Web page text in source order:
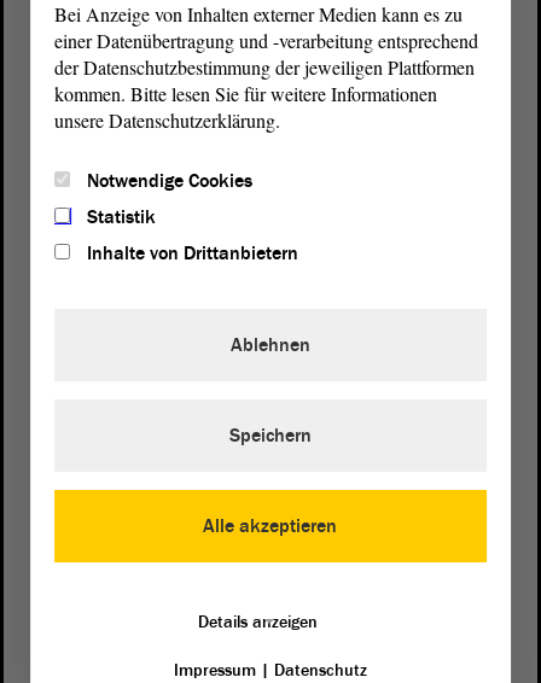
Landtagvon Sachsen-Anhalt
Domplatz 6–9
39104 Magdeburg
0391 / 560 - 0
Presse- und Öffentlichkeitsarbeit
Bei Anzeige von Inhalten externer Medien kann es zu
einer Datenübertragung und -verarbeitung entsprechend
der Datenschutzbestimmung der jeweiligen Plattformen
kommen. Bitte lesen Sie für weitere Informationen
unsere Datenschutzerklärung.
Notwendige Cookies
Statistik
Inhalte von Drittanbietern
Alle akzeptieren
Ablehnen
Speichern
Details anzeigen
Impressum| Datenschutz